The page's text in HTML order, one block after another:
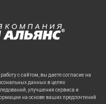
с сайтом, вы даете согласие на
данных в целях
улучшения сервиса и
на основе ваших предпочтений